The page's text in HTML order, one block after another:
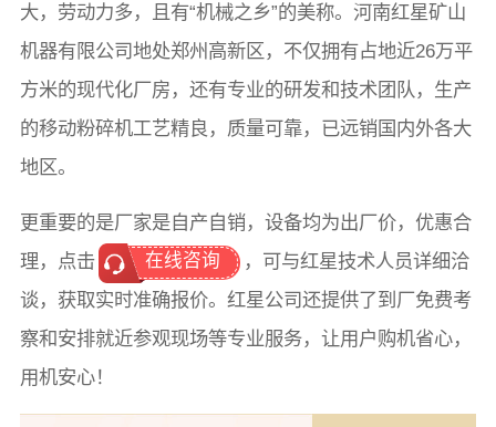
大，劳动力多，且有“机械之乡”的美称。河南红星矿山
机器有限公司地处郑州高新区，不仅拥有占地近26万平
方米的现代化厂房，还有专业的研发和技术团队，生产
的移动粉碎机工艺精良，质量可靠，已远销国内外各大
地区。
更重要的是厂家是自产自销，设备均为出厂价，优惠合
理，点击
在线咨询
，可与红星技术人员详细洽
谈，获取实时准确报价。红星公司还提供了到厂免费考
察和安排就近参观现场等专业服务，让用户购机省心，
用机安心！